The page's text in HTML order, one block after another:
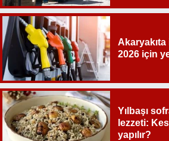
2026 için
Yılbaşı
lezzeti:
yapılır?